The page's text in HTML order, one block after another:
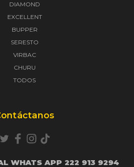
DIAMOND
EXCELLENT
BUPPER
SERESTO
VIRBAC
CHURU
TODOS
WHATS APP 222 913 9294